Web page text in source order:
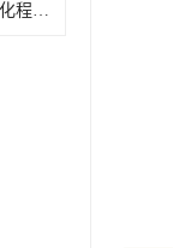
梧州自动升旗系统 自动化程度高 性价比高